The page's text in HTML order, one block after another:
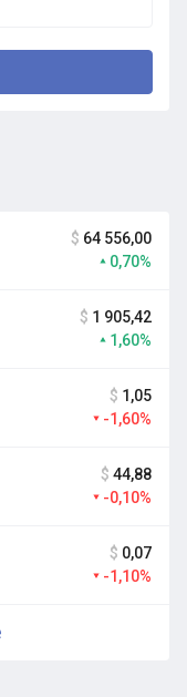
$ 64 556,00
0,70%
$ 1 905,42
1,60%
$ 1,05
-1,60%
$ 44,88
-0,10%
$ 0,07
-1,10%